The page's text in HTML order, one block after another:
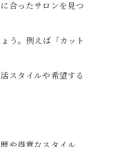
合ったサロンを見つ
う。例えば「カット
スタイルや希望する
や得意なスタイル、